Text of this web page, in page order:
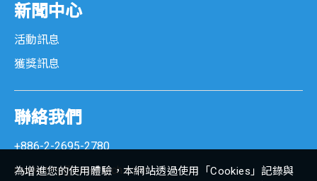
新聞中心
活動訊息
獲獎訊息
聯絡我們
+886-2-2695-2780
marketing@senortech.com
為增進您的使用體驗，本網站透過使用「Cookies」記錄與